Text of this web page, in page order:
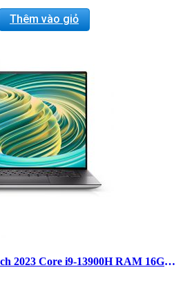
Anti-reflective 400-Nit Display
GeForce RTX 4070 8GB GDDR6
Thêm vào giỏ
Dell XPS 9530 15 inch 2023 Core i9-13900H RAM 16GB SSD 512GB FHD+ RTX 4060